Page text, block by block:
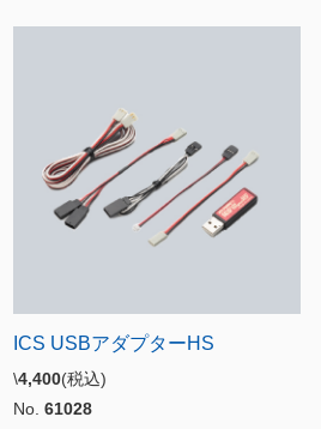
ICS USBアダプターHS
\4,400(税込)
No. 61028